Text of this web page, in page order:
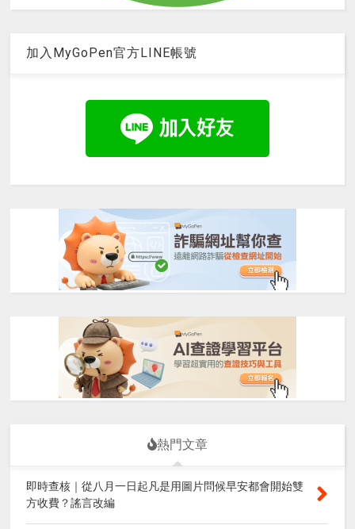
加入MyGoPen官方LINE帳號
熱門文章
即時查核｜從八月一日起凡是用圖片問候早安都會開始雙
方收費？謠言改編